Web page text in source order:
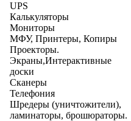
UPS
Калькуляторы
Мониторы
МФУ, Принтеры, Копиры
Проекторы.
Экраны,Интерактивные
доски
Сканеры
Телефония
Шредеры (уничтожители),
ламинаторы, брошюраторы.